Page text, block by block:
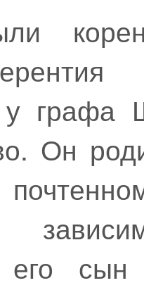
у графа
Он
его